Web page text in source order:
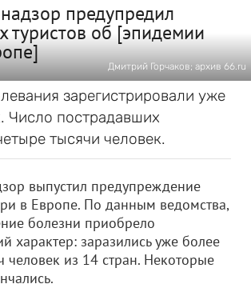
предупредил
туристов об [эпидемии
Дмитрий Горчаков; архив 66.ru
зарегистрировали уже
Число пострадавших
тысячи человек.
выпустил предупреждение
в Европе. По данным ведомства,
болезни приобрело
характер: заразились уже более
человек из 14 стран. Некоторые